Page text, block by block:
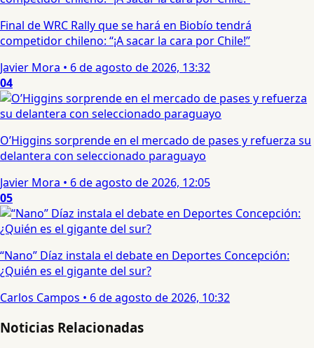
Final de WRC Rally que se hará en Biobío tendrá
competidor chileno: “¡A sacar la cara por Chile!”
Javier Mora • 6 de agosto de 2026, 13:32
04
O’Higgins sorprende en el mercado de pases y refuerza su
delantera con seleccionado paraguayo
Javier Mora • 6 de agosto de 2026, 12:05
05
“Nano” Díaz instala el debate en Deportes Concepción:
¿Quién es el gigante del sur?
Carlos Campos • 6 de agosto de 2026, 10:32
Noticias Relacionadas